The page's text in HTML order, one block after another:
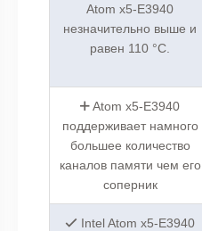
Atom x5-E3940
незначительно выше и
равен 110 °C.
Atom x5-E3940
поддерживает намного
большее количество
каналов памяти чем его
соперник
Intel Atom x5-E3940